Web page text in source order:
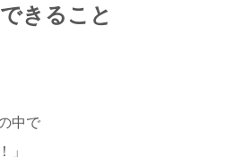
きること
中で
」